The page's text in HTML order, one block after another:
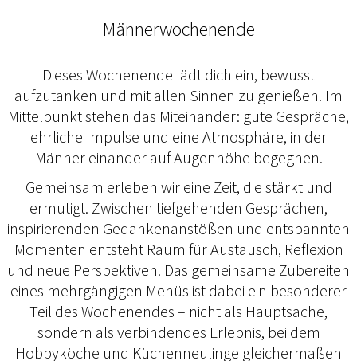
Männerwochenende
Dieses Wochenende lädt dich ein, bewusst
aufzutanken und mit allen Sinnen zu genießen. Im
Mittelpunkt stehen das Miteinander: gute Gespräche,
ehrliche Impulse und eine Atmosphäre, in der
Männer einander auf Augenhöhe begegnen.
Gemeinsam erleben wir eine Zeit, die stärkt und
ermutigt. Zwischen tiefgehenden Gesprächen,
inspirierenden Gedankenanstößen und entspannten
Momenten entsteht Raum für Austausch, Reflexion
und neue Perspektiven. Das gemeinsame Zubereiten
eines mehrgängigen Menüs ist dabei ein besonderer
Teil des Wochenendes – nicht als Hauptsache,
sondern als verbindendes Erlebnis, bei dem
Hobbyköche und Küchenneulinge gleichermaßen